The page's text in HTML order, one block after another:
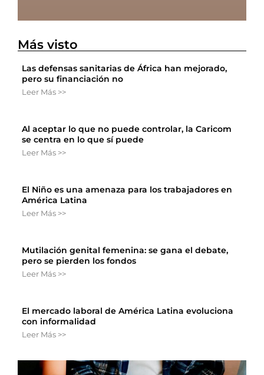
Más visto
Las defensas sanitarias de África han mejorado,
pero su financiación no
Leer Más >>
Al aceptar lo que no puede controlar, la Caricom
se centra en lo que sí puede
Leer Más >>
El Niño es una amenaza para los trabajadores en
América Latina
Leer Más >>
Mutilación genital femenina: se gana el debate,
pero se pierden los fondos
Leer Más >>
El mercado laboral de América Latina evoluciona
con informalidad
Leer Más >>